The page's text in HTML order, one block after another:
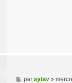
M
par sytav»